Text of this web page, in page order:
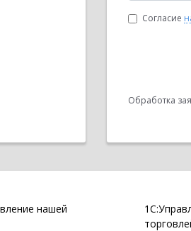
Согласие
Обработка
нашей